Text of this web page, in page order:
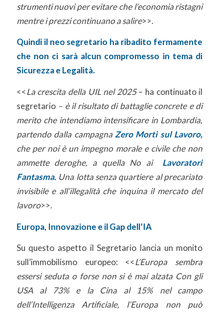
strumenti nuovi per evitare che l’economia ristagni
mentre i prezzi continuano a salire>>.
Quindi il neo segretario ha ribadito fermamente
che non ci sarà alcun compromesso in tema di
Sicurezza e Legalità.
<<La crescita della UIL nel 2025– ha continuato il
segretario– è il risultato di battaglie concrete e di
merito che intendiamo intensificare in Lombardia,
partendo dalla campagna Zero Morti sul Lavoro,
che per noi è un impegno morale e civile che non
ammette deroghe, a quella No ai Lavoratori
Fantasma.Una lotta senza quartiere al precariato
invisibile e all’illegalità che inquina il mercato del
lavoro>>.
Europa, Innovazione e il Gap dell’IA
Su questo aspetto il Segretario lancia un monito
sull’immobilismo europeo: <<L’Europa sembra
essersi seduta o forse non si è mai alzata Con gli
USA al 73% e la Cina al 15% nel campo
dell’Intelligenza Artificiale, l’Europa non può